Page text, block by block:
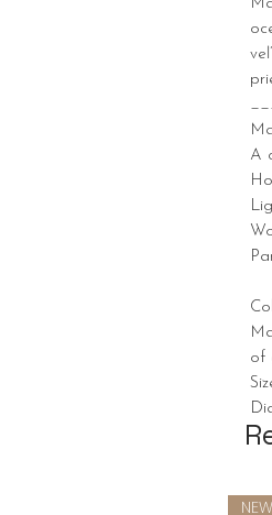
A
of
NEW